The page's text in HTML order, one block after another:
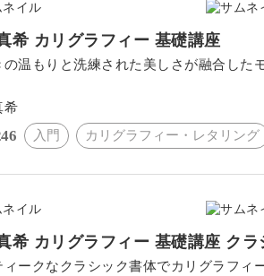
希 カリグラフィー 基礎講座
の温もりと洗練された美しさが融合した
希
入門 カリグラフィー・レタリング
希 カリグラフィー 基礎講座 クラ
ィークなクラシック書体でカリグラフィ